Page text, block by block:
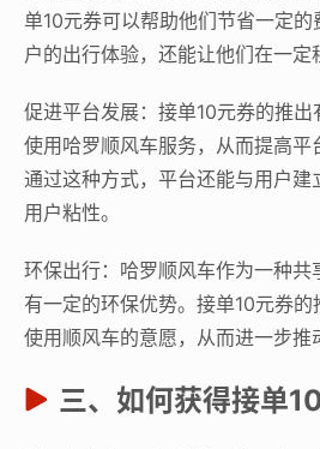
单10元券可以帮助他们节省一定
户的出行体验，还能让他们在一定
促进平台发展：接单10元券的推
使用哈罗顺风车服务，从而提高平
通过这种方式，平台还能与用户建
用户粘性。
环保出行：哈罗顺风车作为一种共
有一定的环保优势。接单10元券
使用顺风车的意愿，从而进一步推
三、如何获得接单